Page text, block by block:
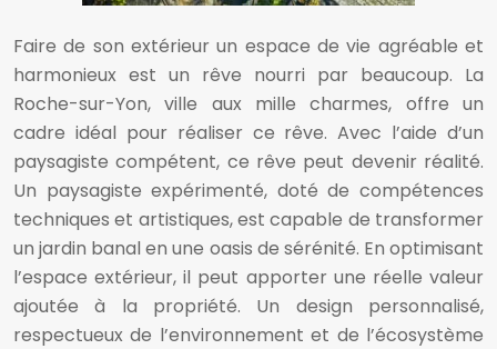
Faire de son extérieur un espace de vie agréable et
harmonieux est un rêve nourri par beaucoup. La
Roche-sur-Yon, ville aux mille charmes, offre un
cadre idéal pour réaliser ce rêve. Avec l’aide d’un
paysagiste compétent, ce rêve peut devenir réalité.
Un paysagiste expérimenté, doté de compétences
techniques et artistiques, est capable de transformer
un jardin banal en une oasis de sérénité. En optimisant
l’espace extérieur, il peut apporter une réelle valeur
ajoutée à la propriété. Un design personnalisé,
respectueux de l’environnement et de l’écosystème